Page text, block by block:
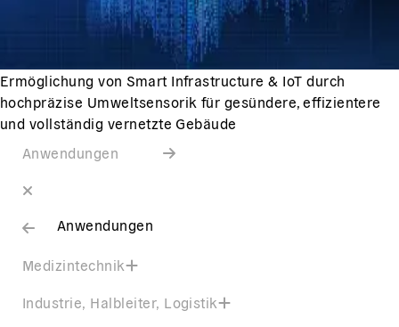
Ermöglichung von Smart Infrastructure & IoT durch
hochpräzise Umweltsensorik für gesündere, effizientere
und vollständig vernetzte Gebäude
Anwendungen
Anwendungen
Medizintechnik
Industrie, Halbleiter, Logistik